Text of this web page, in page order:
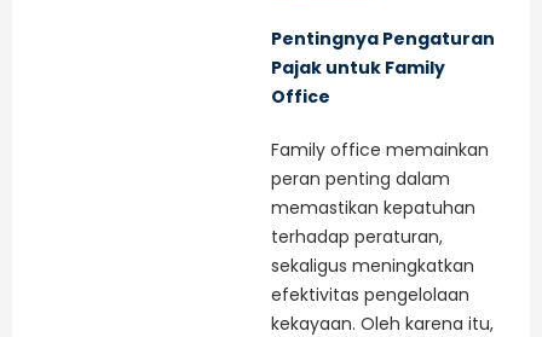
Pentingnya Pengaturan
Pajak untuk Family
Office
Family office memainkan
peran penting dalam
memastikan kepatuhan
terhadap peraturan,
sekaligus meningkatkan
efektivitas pengelolaan
kekayaan. Oleh karena itu,